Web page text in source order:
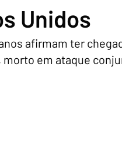
Unidos
afirmam ter
morto em ataque